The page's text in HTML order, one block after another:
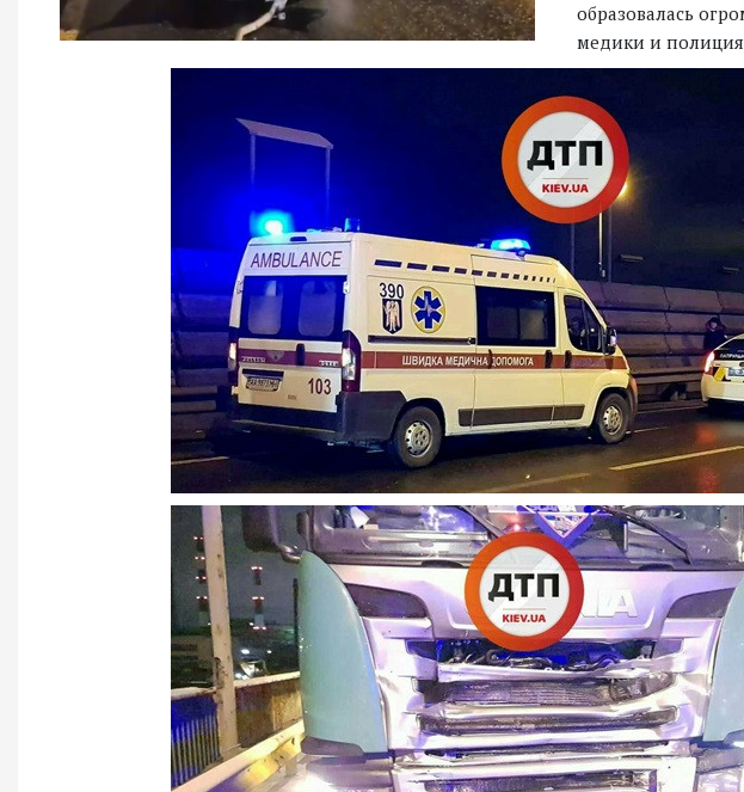
образовалась
медики и